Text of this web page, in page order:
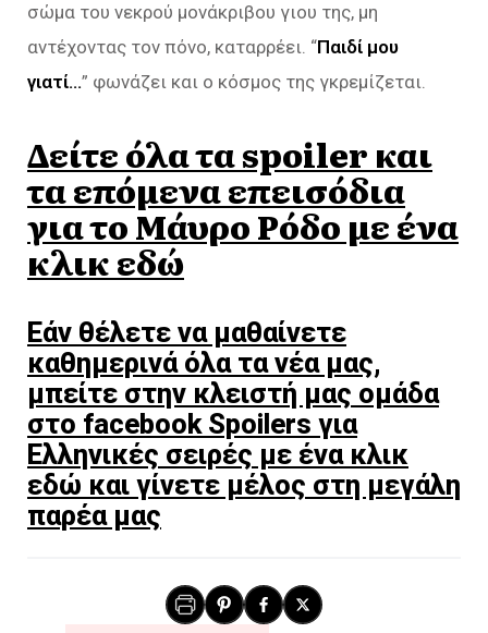
σώμα του νεκρού μονάκριβου γιου της, μη
αντέχοντας τον πόνο, καταρρέει. “Παιδί μου
γιατί…” φωνάζει και ο κόσμος της γκρεμίζεται.
Δείτε όλα τα spoiler και
τα επόμενα επεισόδια
για το Mάυρο Ρόδο με ένα
κλικ εδώ
Εάν θέλετε να μαθαίνετε
καθημερινά όλα τα νέα μας,
μπείτε στην κλειστή μας ομάδα
στο facebook Spoilers για
Ελληνικές σειρές με ένα κλικ
εδώ και γίνετε μέλος στη μεγάλη
παρέα μας